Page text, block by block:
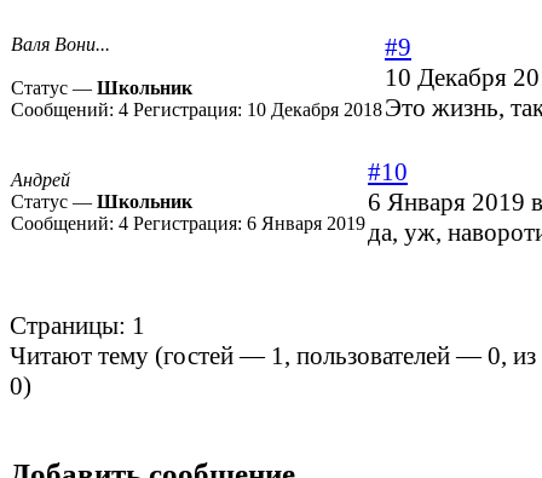
Валя Вони...
Статус — Школьник
Сообщений: 4 Регистрация: 10 Декабря 2018
#9
10 Декабря
Это жизнь,
Андрей
Статус — Школьник
Сообщений: 4 Регистрация: 6 Января 2019
#10
6 Января 2019
да, уж,
Страницы: 1
Читают тему (гостей — 1, пользователей —0,
0)